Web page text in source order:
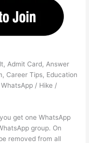
Admit Card, Answer
Career Tips, Education
/ Hike /
get one WhatsApp
group. On
removed from all